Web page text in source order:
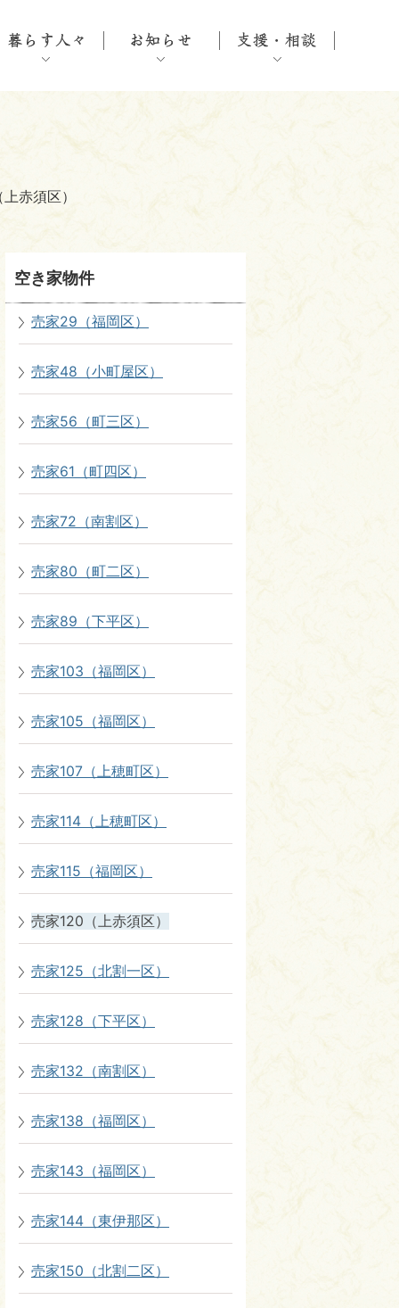
赤須区）
空き家物件
売家29（福岡区）
売家48（小町屋区）
売家56（町三区）
売家61（町四区）
売家72（南割区）
売家80（町二区）
売家89（下平区）
売家103（福岡区）
売家105（福岡区）
売家107（上穂町区）
売家114（上穂町区）
売家115（福岡区）
売家120（上赤須区）
売家125（北割一区）
売家128（下平区）
売家132（南割区）
売家138（福岡区）
売家143（福岡区）
売家144（東伊那区）
売家150（北割二区）